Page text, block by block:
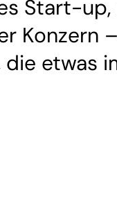
Start-
Konzern
etwas